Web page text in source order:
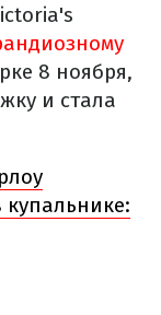
8 ноября,
и стала